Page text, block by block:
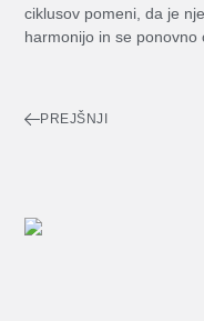
ciklusov pomeni, da je
harmonijo in se ponovno
PREJŠNJI